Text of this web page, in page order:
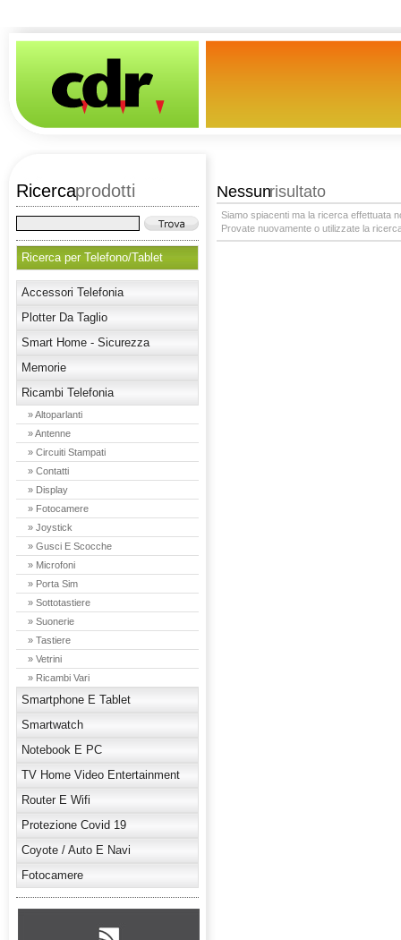
Ricercaprodotti
Ricerca per Telefono/Tablet
Accessori Telefonia
Plotter Da Taglio
Smart Home - Sicurezza
Memorie
Ricambi Telefonia
» Altoparlanti
» Antenne
» Circuiti Stampati
» Contatti
» Display
» Fotocamere
» Joystick
» Gusci E Scocche
» Microfoni
» Porta Sim
» Sottotastiere
» Suonerie
» Tastiere
» Vetrini
» Ricambi Vari
Smartphone E Tablet
Smartwatch
Notebook E PC
TV Home Video Entertainment
Router E Wifi
Protezione Covid 19
Coyote / Auto E Navi
Fotocamere
Nessunrisultato
Siamo spiacenti ma la ricerca effettuata
Provate nuovamente o utilizzate la